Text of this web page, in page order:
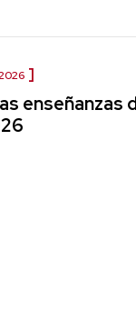
enseñanzas